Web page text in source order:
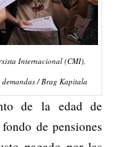
Internacional (CMI),
/ Brag Kapitala
de la edad de
de pensiones